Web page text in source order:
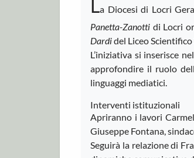
La Diocesi di Locri
Panetta-Zanotti di Locri
Dardidel Liceo
L’iniziativa si inserisce
approfondire il ruolo
linguaggi mediatici.
Interventi istituzionali
Apriranno i lavori
Giuseppe Fontana,
Seguirà la relazione di